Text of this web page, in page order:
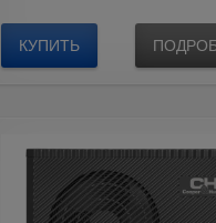
КУПИТЬ